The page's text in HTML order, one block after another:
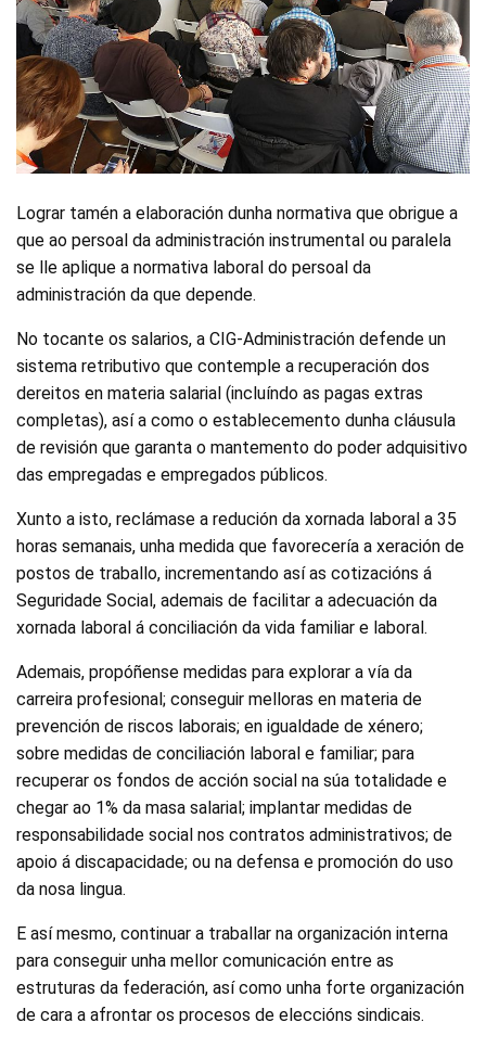
Lograr tamén a elaboración dunha normativa que obrigue a
que ao persoal da administración instrumental ou paralela
se lle aplique a normativa laboral do persoal da
administración da que depende.
No tocante os salarios, a CIG-Administración defende un
sistema retributivo que contemple a recuperación dos
dereitos en materia salarial (incluíndo as pagas extras
completas), así a como o establecemento dunha cláusula
de revisión que garanta o mantemento do poder adquisitivo
das empregadas e empregados públicos.
Xunto a isto, reclámase a redución da xornada laboral a 35
horas semanais, unha medida que favorecería a xeración de
postos de traballo, incrementando así as cotizacións á
Seguridade Social, ademais de facilitar a adecuación da
xornada laboral á conciliación da vida familiar e laboral.
Ademais, propóñense medidas para explorar a vía da
carreira profesional; conseguir melloras en materia de
prevención de riscos laborais; en igualdade de xénero;
sobre medidas de conciliación laboral e familiar; para
recuperar os fondos de acción social na súa totalidade e
chegar ao 1% da masa salarial; implantar medidas de
responsabilidade social nos contratos administrativos; de
apoio á discapacidade; ou na defensa e promoción do uso
da nosa lingua.
E así mesmo, continuar a traballar na organización interna
para conseguir unha mellor comunicación entre as
estruturas da federación, así como unha forte organización
de cara a afrontar os procesos de eleccións sindicais.